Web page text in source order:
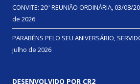
CONVITE: 20ª REUNIÃO ORDINÁRIA, 03/08/
de 2026
PARABÉNS PELO SEU ANIVERSÁRIO,
julho de 2026
DESENVOLVIDO POR CR2